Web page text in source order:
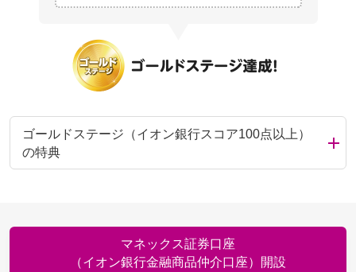
ゴールドステージ（イオン銀行スコア100点以上）
の特典
マネックス証券口座
（イオン銀行金融商品仲介口座）開設